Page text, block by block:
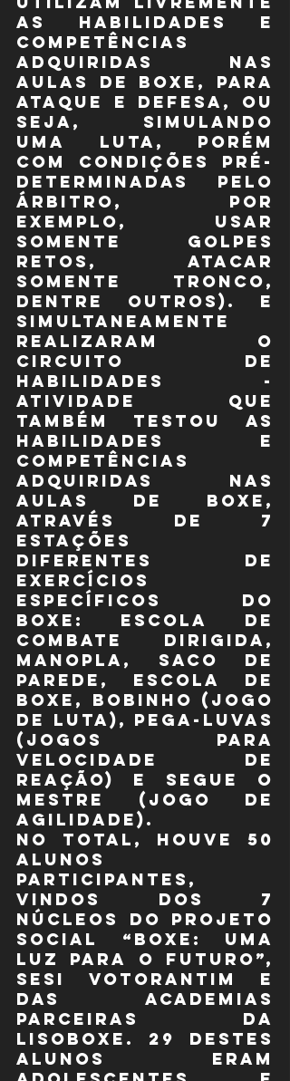
as habilidades e
competências
adquiridas nas
aulas de Boxe, para
ataque e defesa, ou
seja, simulando
uma luta, porém
com condições pré-
determinadas pelo
árbitro, por
exemplo, usar
somente golpes
retos, atacar
somente tronco,
dentre outros). E
simultaneamente
realizaram o
Circuito de
Habilidades -
atividade que
também testou as
habilidades e
competências
adquiridas nas
aulas de Boxe,
através de 7
estações
diferentes de
exercícios
específicos do
boxe: escola de
combate dirigida,
manopla, saco de
parede, escola de
boxe, bobinho (jogo
de luta), pega-luvas
(jogos para
velocidade de
reação) e segue o
mestre (jogo de
agilidade).
No total, houve 50
alunos
participantes,
vindos dos 7
núcleos do Projeto
Social “Boxe: Uma
Luz para o Futuro”,
SESI Votorantim e
das academias
parceiras da
LISOBOXE. 29 destes
alunos eram